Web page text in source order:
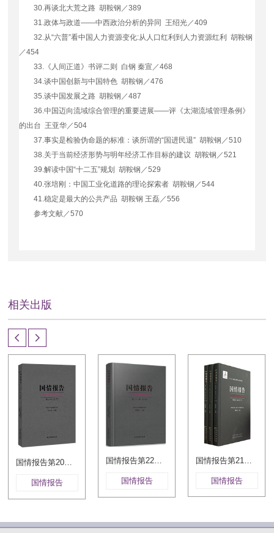
30.再谈北大荒之路 胡鞍钢／389
31.政体与政道——中西政治分析的异同 王绍光／409
32.从“六普”看中国人力资源变化:从人口红利到人力资源红利 胡鞍钢
／454
33. 《人间正道》书评二则 白钢 秦宣／468
34.谈中国创新与中国特色 胡鞍钢／476
35.谈中国发展之路 胡鞍钢／487
36.中国迈向流域综合管理的重要进展——评《太湖流域管理条例》
的出台 王亚华／504
37.事实是检验伪命题的标准：谈所谓的“国进民退” 胡鞍钢／510
38.关于当前经济形势与明年经济工作目标的建议 胡鞍钢／521
39.解读中国“十二五”规划 胡鞍钢／529
40.张培刚：中国工业化道路的理论探索者 胡鞍钢／544
41.稳定是最大的公共产品 胡鞍钢 王磊／556
参考文献／570
相关出版
国情报告第20卷·2017年
国情报告
国情报告第22卷·2019年
国情报告 国情报告